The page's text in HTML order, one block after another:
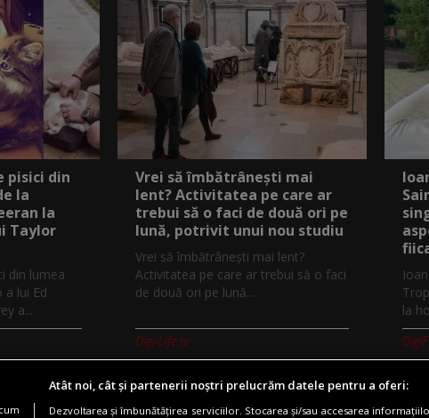
pisici din
la
la
Taylor
din lumea
a lui Ed
a...
Vrei să îmbătrânești mai
lent? Activitatea pe care ar
trebui să o faci de două ori pe
lună, potrivit unui nou studiu
Vrei să îmbătrânești mai lent?
Activitatea pe care ar trebui să o faci
de două ori pe lună...
Digi-Life.tv
la
Atât noi, cât și partenerii noștri prelucrăm datele pentru a oferi:
Dezvoltarea și îmbunătățirea serviciilor. Stocarea și/sau accesarea